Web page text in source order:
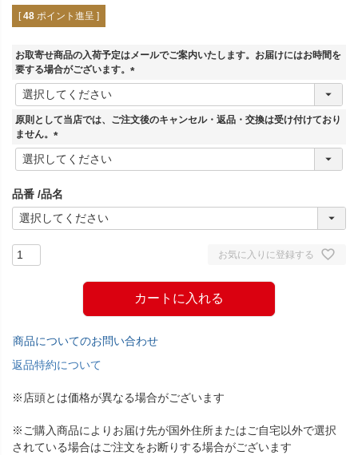
[ 48 ポイント進呈 ]
お取寄せ商品の入荷予定はメールでご案内いたします。お届けにはお時間を
要する場合がございます。
(
須
原則として当店では、ご注文後のキャンセル・返品・交換は受け付けており
ません。
(
必
)
品番 品名
お気に入りに登録する
カートに入れる
商品についてのお問い合わせ
返品特約について
※店頭とは価格が異なる場合がございます
※ご購入商品によりお届け先が国外住所またはご自宅以外で選択
されている場合はご注文をお断りする場合がございます